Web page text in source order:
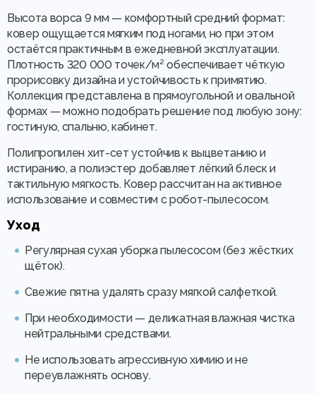
Высота ворса 9 мм — комфортный средний формат:
ковер ощущается мягким под ногами, но при этом
остаётся практичным в ежедневной эксплуатации.
Плотность 320 000 точек/м² обеспечивает чёткую
прорисовку дизайна и устойчивость к примятию.
Коллекция представлена в прямоугольной и овальной
формах — можно подобрать решение под любую зону:
гостиную, спальню, кабинет.
Полипропилен хит-сет устойчив к выцветанию и
истиранию, а полиэстер добавляет лёгкий блеск и
тактильную мягкость. Ковер рассчитан на активное
использование и совместим с робот-пылесосом.
Уход
Регулярная сухая уборка пылесосом (без жёстких
щёток).
Свежие пятна удалять сразу мягкой салфеткой.
При необходимости — деликатная влажная чистка
нейтральными средствами.
Не использовать агрессивную химию и не
переувлажнять основу.